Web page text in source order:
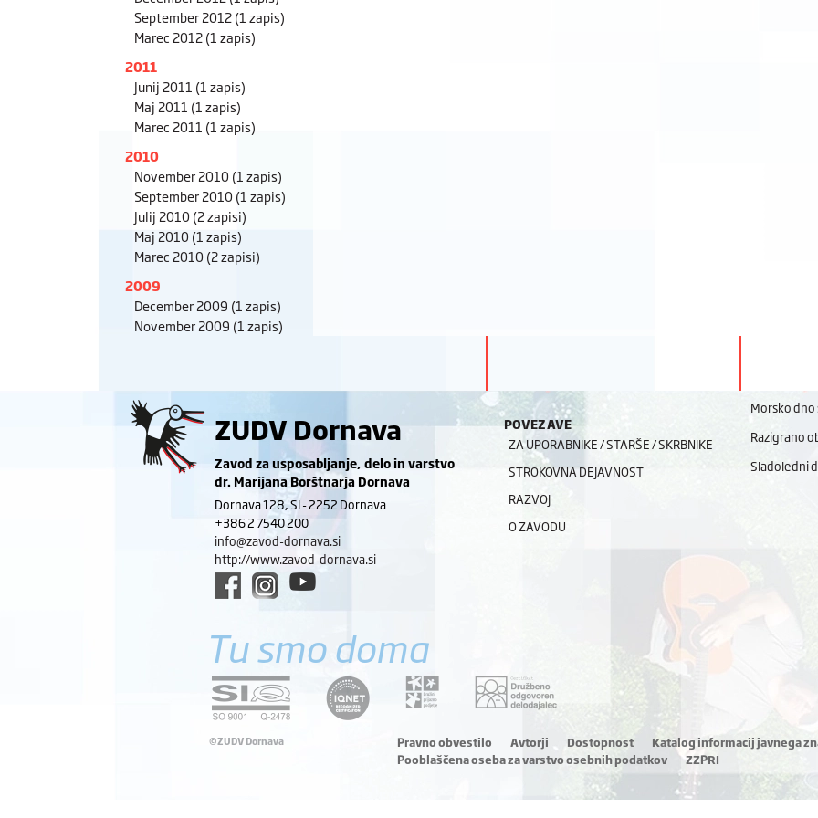
September 2012(1 zapis)
Marec 2012(1 zapis)
2011
Junij 2011 (1 zapis)
Maj 2011 (1 zapis)
Marec 2011 (1 zapis)
2010
November 2010(1 zapis)
September 2010(1 zapis)
Julij 2010(2 zapisi)
Maj 2010(1 zapis)
Marec 2010(2 zapisi)
2009
December 2009 (1 zapis)
November 2009 (1 zapis)
ZUDV Dornava
Zavod za usposabljanje, delo in varstvo
dr. Marijana Borštnarja Dornava
Dornava 128, SI - 2252 Dornava
+386 2 7540 200
info@zavod-dornava.si
http://www.zavod-dornava.si
POVEZAVE
ZA UPORABNIKE / STARŠE / SKRBNIKE
STROKOVNA DEJAVNOST
RAZVOJ
O ZAVODU
Morsko
Razigrano
Sladoledni
Tu smo doma
©ZUDV Dornava Pravno obvestilo Avtorji Dostopnost
Katalog informacij javnega
Pooblaščena oseba za varstvo osebnih podatkov
ZZPRI